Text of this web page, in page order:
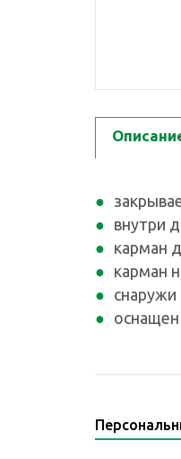
внутри
карман
карман
снаружи